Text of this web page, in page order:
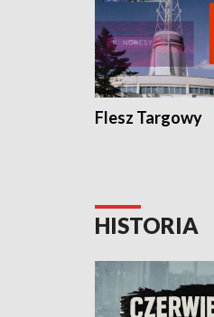
Flesz Targowy
HISTORIA